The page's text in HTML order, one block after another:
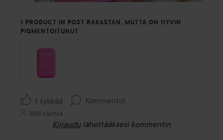
1 PRODUCT IN POST RAKASTAN, MUTTA ON HYVIN
PIGMENTOITUNUT
1 tykkää Kommentoi
1688 näyttöä
Kirjaudu lähettääksesi kommentin